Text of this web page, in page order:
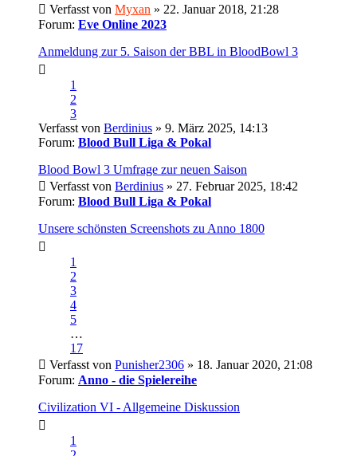
Verfasst von Myxan » 22. Januar 2018, 21:28
Forum: Eve Online 2023
Anmeldung zur 5. Saison der BBL in BloodBowl 3
1
2
3
Verfasst von Berdinius » 9. März 2025, 14:13
Forum: Blood Bull Liga & Pokal
Blood Bowl 3 Umfrage zur neuen Saison
Verfasst von Berdinius » 27. Februar 2025, 18:42
Forum: Blood Bull Liga & Pokal
Unsere schönsten Screenshots zu Anno 1800
1
2
3
4
5
…
17
Verfasst von Punisher2306 » 18. Januar 2020, 21:08
Forum: Anno - die Spielereihe
Civilization VI - Allgemeine Diskussion
1